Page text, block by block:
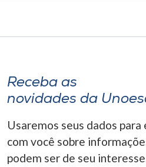
Receba as
novidades da
Usaremos seus dados
com você sobre
podem ser de seu